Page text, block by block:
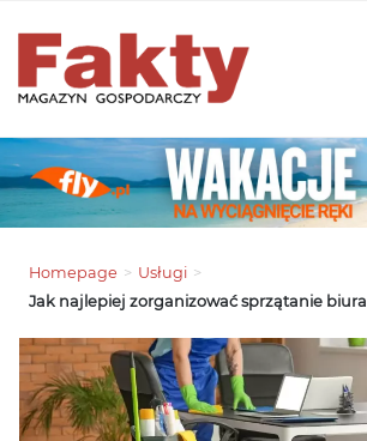
Homepage > Usługi >
Jak najlepiej zorganizować sprzątanie biura